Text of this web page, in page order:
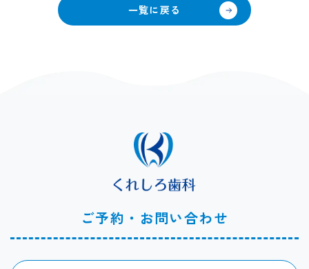
一覧に戻る
ご予約・お問い合わせ